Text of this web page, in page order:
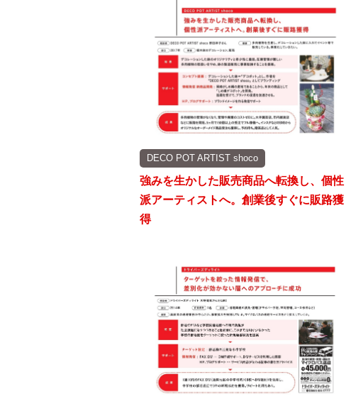
DECO POT ARTIST shoco
強みを生かした販売商品へ転換し、個性
派アーティストへ。創業後すぐに販路獲
得